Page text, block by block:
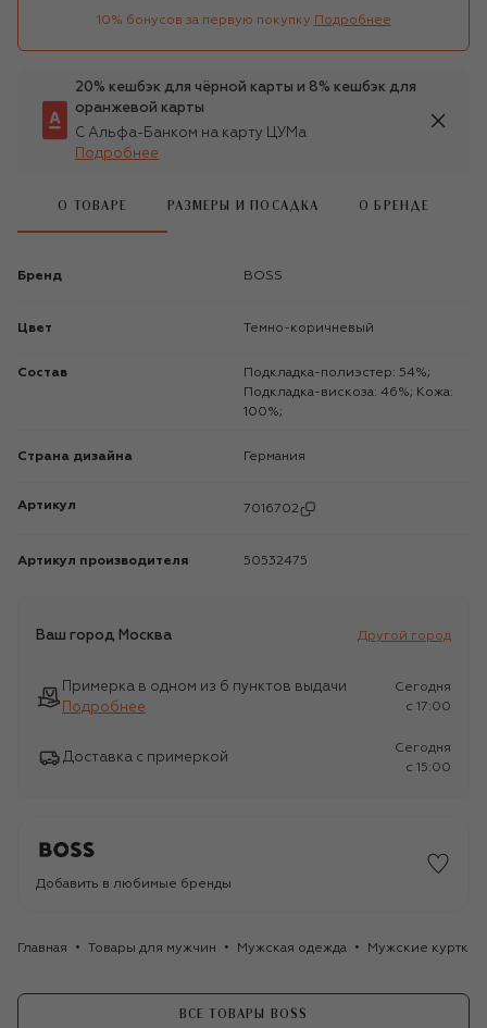
10% бонусов за первую покупку Подробнее
20% кешбэк для чёрной карты и 8% кешбэк для
оранжевой карты
С Альфа-Банком на карту ЦУМа
Подробнее
О ТОВАРЕ РАЗМЕРЫ И ПОСАДКА О БРЕНДЕ
Бренд BOSS
Цвет Темно-коричневый
Состав
Подкладка-полиэстер: 54%;
Подкладка-вискоза: 46%; Кожа:
100%;
Страна дизайна Германия
Артикул 7016702
Артикул производителя 50532475
Ваш город Москва Другой город
Примерка в одном из 6 пунктов выдачи
Подробнее
Сегодня
c 17:00
Доставка с примеркой
Сегодня
c 15:00
Добавить в любимые бренды
Главная Товары для мужчин Мужская одежда Мужские куртки
ВСЕ ТОВАРЫ BOSS